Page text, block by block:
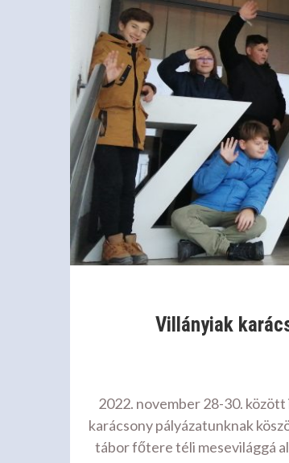
Villányiak
2022. november 28-30.
karácsony pályázatunknak
tábor főtere téli mesevilággá